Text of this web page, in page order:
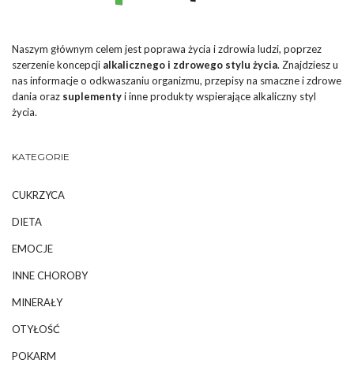
Naszym głównym celem jest poprawa życia i zdrowia ludzi, poprzez
szerzenie koncepcji alkalicznego i zdrowego stylu życia. Znajdziesz u
nas informacje o odkwaszaniu organizmu, przepisy na smaczne i zdrowe
dania oraz suplementyi inne produkty wspierające alkaliczny styl
życia.
KATEGORIE
CUKRZYCA
DIETA
EMOCJE
INNE CHOROBY
MINERAŁY
OTYŁOŚĆ
POKARM